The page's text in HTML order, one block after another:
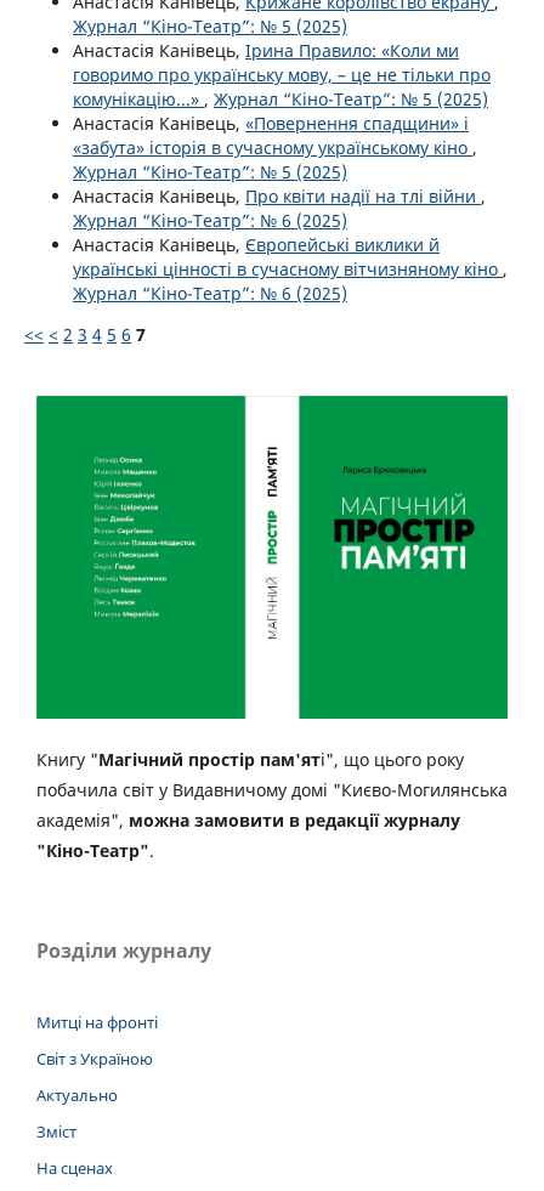
Журнал “Кіно-Театр”: № 5 (2025)
Анастасія Канівець, Ірина Правило: «Коли ми
говоримо про українську мову, – це не тільки про
комунікацію...» , Журнал “Кіно-Театр”: № 5 (2025)
Анастасія Канівець, «Повернення спадщини» і
«забута» історія в сучасному українському кіно ,
Журнал “Кіно-Театр”: № 5 (2025)
Анастасія Канівець, Про квіти надії на тлі війни ,
Журнал “Кіно-Театр”: № 6 (2025)
Анастасія Канівець, Європейські виклики й
українські цінності в сучасному вітчизняному кіно ,
Журнал “Кіно-Театр”: № 6 (2025)
<< < 2 3 4 5 6 7
Книгу "Магічний простір пам'яті", що цього року
побачила світ у Видавничому домі "Києво-Могилянська
академія", можна замовити в редакції журналу
"Кіно-Театр".
Розділи журналу
Митці на фронті
Світ з Україною
Актуально
Зміст
На сценах